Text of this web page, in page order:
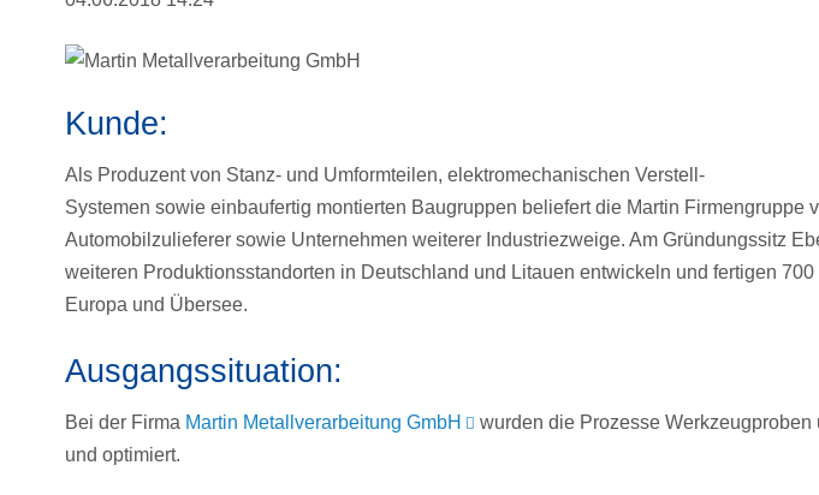
Kunde:
Als Produzent von Stanz- und Umformteilen, elektromechanischen Verstell-
Systemen sowie einbaufertig montierten Baugruppen beliefert die Martin Firmengruppe
Automobilzulieferer sowie Unternehmen weiterer Industriezweige. Am Gründungssitz
weiteren Produktionsstandorten in Deutschland und Litauen entwickeln und fertigen
Europa und Übersee.
Ausgangssituation:
Bei der Firma Martin Metallverarbeitung GmbH
wurden die Prozesse
und optimiert.